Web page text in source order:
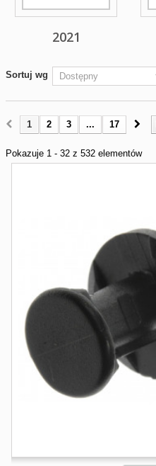
2021
Sortuj wg
1 2 3 ... 17
Pokazuje 1 - 32 z 532 elementów